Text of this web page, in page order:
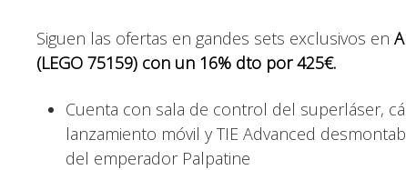
Siguen las ofertas en gandes sets exclusivos en
(LEGO 75159) con un 16% dto por 425€.
Cuenta con sala de control del superláser,
lanzamiento móvil y TIE Advanced
del emperador Palpatine